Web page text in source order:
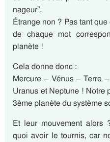
nageur”.
Étrange non ? Pas tant
de chaque mot
planète !
Cela donne donc :
Mercure – Vénus – Terre
Uranus et Neptune ! Notre
3ème planète du système
Et leur mouvement alors
quoi avoir le tournis, car